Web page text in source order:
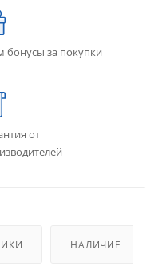
бонусы за покупки
от
НАЛИЧИЕ